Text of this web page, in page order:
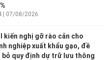
| 07/08/2026
kiến nghị gỡ rào cản cho
nghiệp xuất khẩu gạo, đề
bỏ quy định dự trữ lưu thông